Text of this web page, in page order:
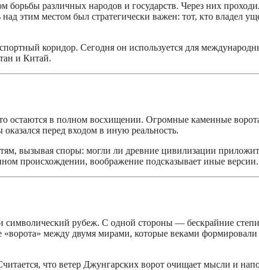
борьбы различных народов и государств. Через них
этим местом был стратегически важен: тот, кто владел
коридор. Сегодня он используется для
и Китай.
остаются в полном восхищении. Огромные каменные
перед входом в иную реальность.
вызывая споры: могли ли древние цивилизации
происхождении, воображение подсказывает иные версии.
символический рубеж. С одной стороны — бескрайние степи
между двумя мирами, которые веками формировали
что ветер Джунгарских ворот очищает мысли и